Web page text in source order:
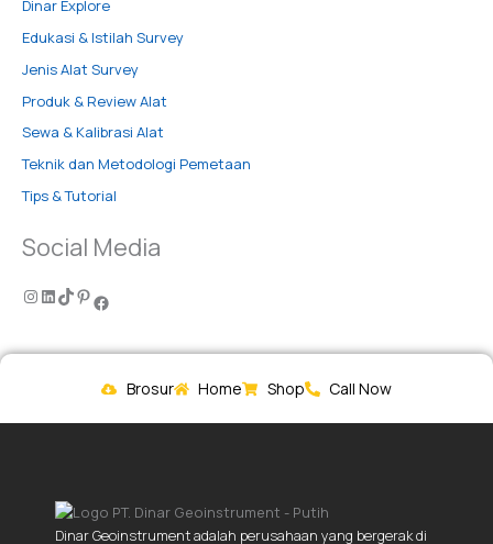
Dinar Explore
Edukasi & Istilah Survey
Jenis Alat Survey
Produk & Review Alat
Sewa & Kalibrasi Alat
Teknik dan Metodologi Pemetaan
Tips & Tutorial
Social Media
Brosur Home Shop Call Now
Dinar Geoinstrument adalah perusahaan yang bergerak di